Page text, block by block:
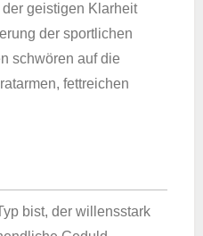
geistigen Klarheit
der sportlichen
schwören auf die
fettreichen
bist, der willensstark